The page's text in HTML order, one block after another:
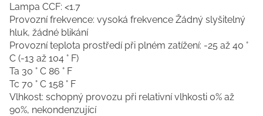
Lampa CCF: <1.7
Provozní frekvence: vysoká frekvence Žádný slyšitelný
hluk, žádné blikání
Provozní teplota prostředí při plném zatížení: -25 až 40 °
C (-13 až 104 ° F)
Ta 30 ° C 86 ° F
Tc 70 ° C 158 ° F
Vlhkost: schopný provozu při relativní vlhkosti 0% až
90%, nekondenzující